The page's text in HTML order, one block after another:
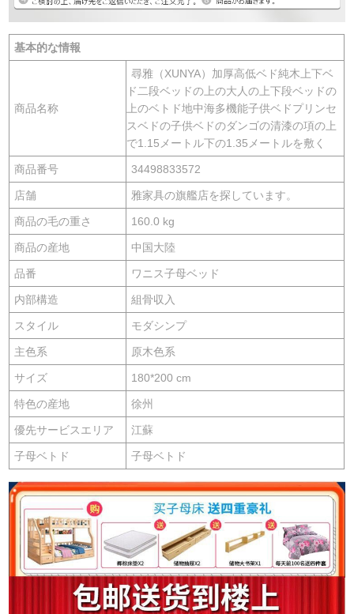
基本的な情報
商品名称
尋雅（XUNYA）加厚高低ベド純木上下ベ
ド二段ベッドの上の大人の上下段ベッドの
上のベトド地中海多機能子供ベドプリンセ
スベドの子供ベドのダンゴの清漆の項の上
で1.15メートル下の1.35メートルを敷く
商品番号 34498833572
店舗 雅家具の旗艦店を探しています。
商品の毛の重さ 160.0 kg
商品の産地 中国大陸
品番 ワニス子母ベッド
内部構造 組骨収入
スタイル モダシンプ
主色系 原木色系
サイズ 180*200 cm
特色の産地 徐州
優先サービスエリア 江蘇
子母ベトド 子母ベトド